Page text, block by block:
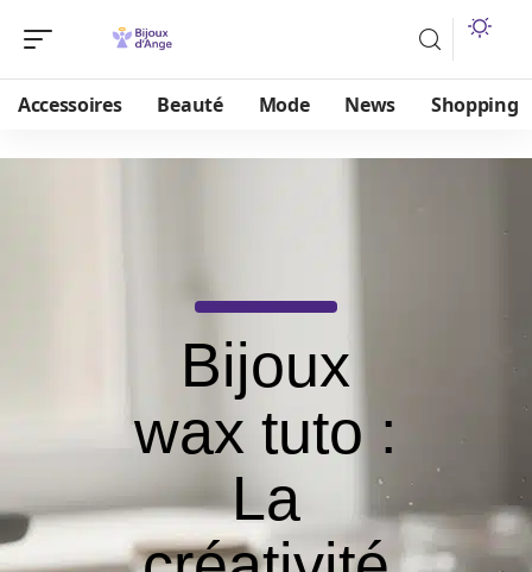
Accessoires Beauté Mode News Shopping
Bijoux
wax tuto :
La